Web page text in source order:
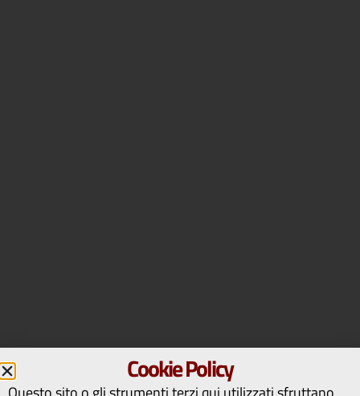
Cookie Policy